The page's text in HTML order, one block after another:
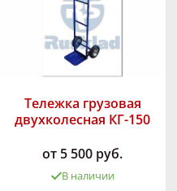
Тележка грузовая
двухколесная КГ-150
от 5 500 руб.
В наличии